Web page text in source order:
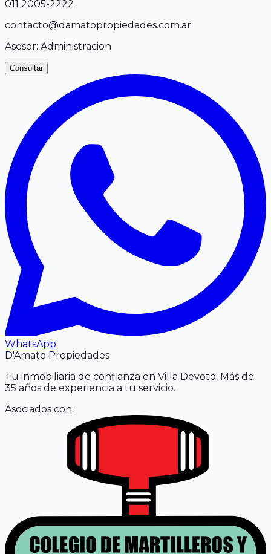
011 2005-2222
contacto@damatopropiedades.com.ar
Asesor: Administracion
Consultar
WhatsApp
D'Amato Propiedades
Tu inmobiliaria de confianza en Villa Devoto. Más de
35 años de experiencia a tu servicio.
Asociados con: